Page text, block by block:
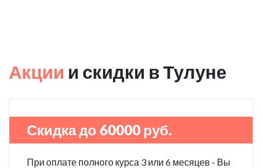
Акции и скидки в Тулуне
Скидка до 60000 руб.
При оплате полного курса 3 или 6 месяцев - Вы